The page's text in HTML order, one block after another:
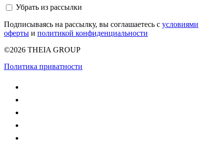
Убрать из рассылки
Подписываясь на рассылку, вы соглашаетесь с условиями
оферты и политикой конфиденциальности
©2026 THEIA GROUP
Политика приватности